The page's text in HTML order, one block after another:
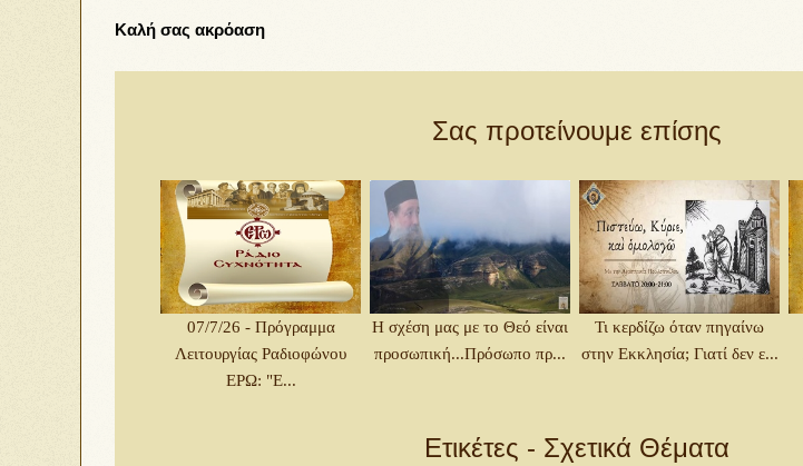
Καλή σας ακρόαση
Σας προτείνουμε επίσης
07/7/26 - Πρόγραμμα
Λειτουργίας Ραδιοφώνου
ΕΡΩ: "Ε...
Η σχέση μας με το Θεό είναι
προσωπική...Πρόσωπο πρ...
Τι κερδίζω όταν πηγαίνω
στην Εκκλησία; Γιατί δεν ε...
Ετικέτες - Σχετικά Θέματα